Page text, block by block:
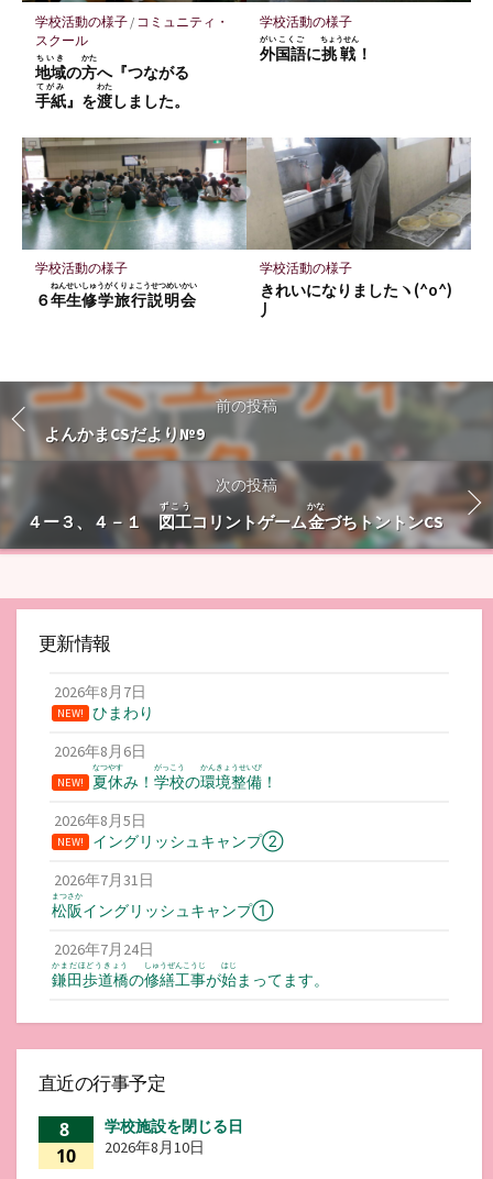
学校活動の様子/ コミュニティ・
スクール
地域
ちいき
の方
かた
へ『つながる
手紙
てがみ
』を渡
わた
しました。
学校活動の様子
外国語
がいこくご
に挑戦
ちょうせん
！
学校活動の様子
６年生
ねんせい
修学旅行説明会
しゅうがくりょこうせつめいかい
学校活動の様子
きれいになりましたヽ(^o^)
丿
前の投稿
よんかまCSだより№9
次の投稿
４ー３、４－１図工
ずこう
コリントゲーム金
かな
づちトントンCS
更新情報
2026年8月7日
NEW!
ひまわり
2026年8月6日
NEW! 夏休
なつやす
み！ 学校
がっこう
の環境整備
かんきょうせいび
！
2026年8月5日
NEW!
イングリッシュキャンプ②
2026年7月31日
松阪
まつさか
イングリッシュキャンプ①
2026年7月24日
鎌田歩道橋
かまだほどうきょう
の修繕工事
しゅうぜんこうじ
が始
はじ
まってます。
直近の行事予定
8
10
学校施設を閉じる日
2026年8月10日